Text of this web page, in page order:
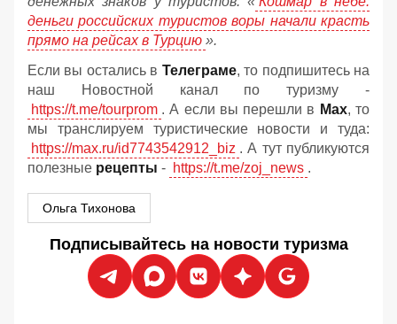
деньги российских туристов воры начали красть
прямо на рейсах в Турцию ».
Если вы остались в Телеграме, то подпишитесь на
наш Новостной канал по туризму -
https://t.me/tourprom . А если вы перешли в Мах, то
мы транслируем туристические новости и туда:
https://max.ru/id7743542912_biz . А тут публикуются
полезные рецепты - https://t.me/zoj_news .
Ольга Тихонова
Подписывайтесь на новости туризма